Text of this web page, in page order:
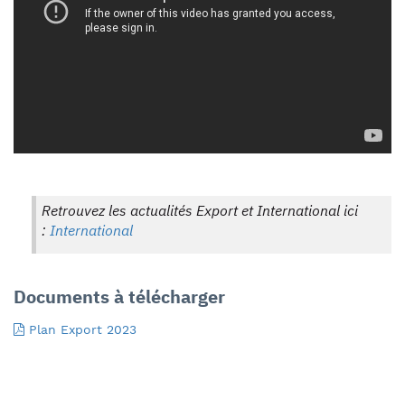
Retrouvez les actualités Export et International ici
: International
Documents à télécharger
Plan Export 2023